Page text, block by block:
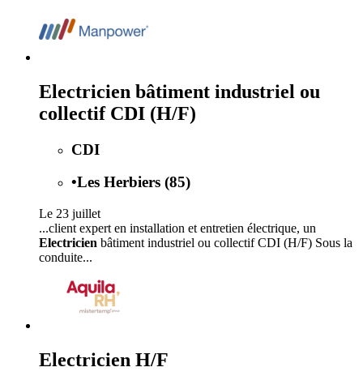
Electricien bâtiment industriel ou
collectif CDI (H/F)
CDI
•Les Herbiers (85)
Le 23 juillet
...client expert en installation et entretien électrique, un
Electricien bâtiment industriel ou collectif CDI (H/F) Sous la
conduite...
Electricien H/F